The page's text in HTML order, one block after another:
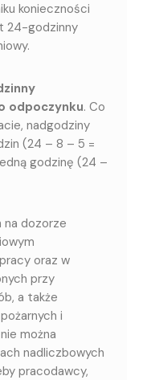
konieczności
24-godzinny
odpoczynku. Co
nadgodziny
(24 – 8 – 5 =
godzinę (24 –
na dozorze
oraz w
przy
a także
i
można
nadliczbowych
pracodawcy,